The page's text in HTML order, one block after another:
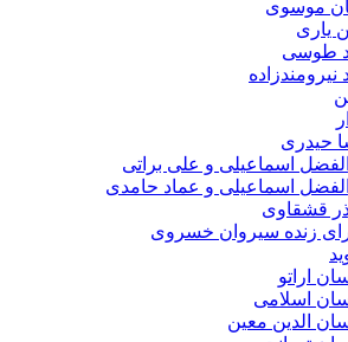
اسماعیلی و علی براتی
اسماعیلی و عماد حامدی
سیروان خسروی
معین